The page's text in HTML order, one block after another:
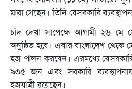
মারা গেছেন। তিনি বেসরকারি
চাঁদ দেখা সাপেক্ষে আগামী ২৬ মে
অনুষ্ঠিত হবে। এবার বাংলাদেশ
হজ পালন করবেন। এরমধ্যে
৯৩৫ জন এবং সরকারি
হজযাত্রী রয়েছেন।